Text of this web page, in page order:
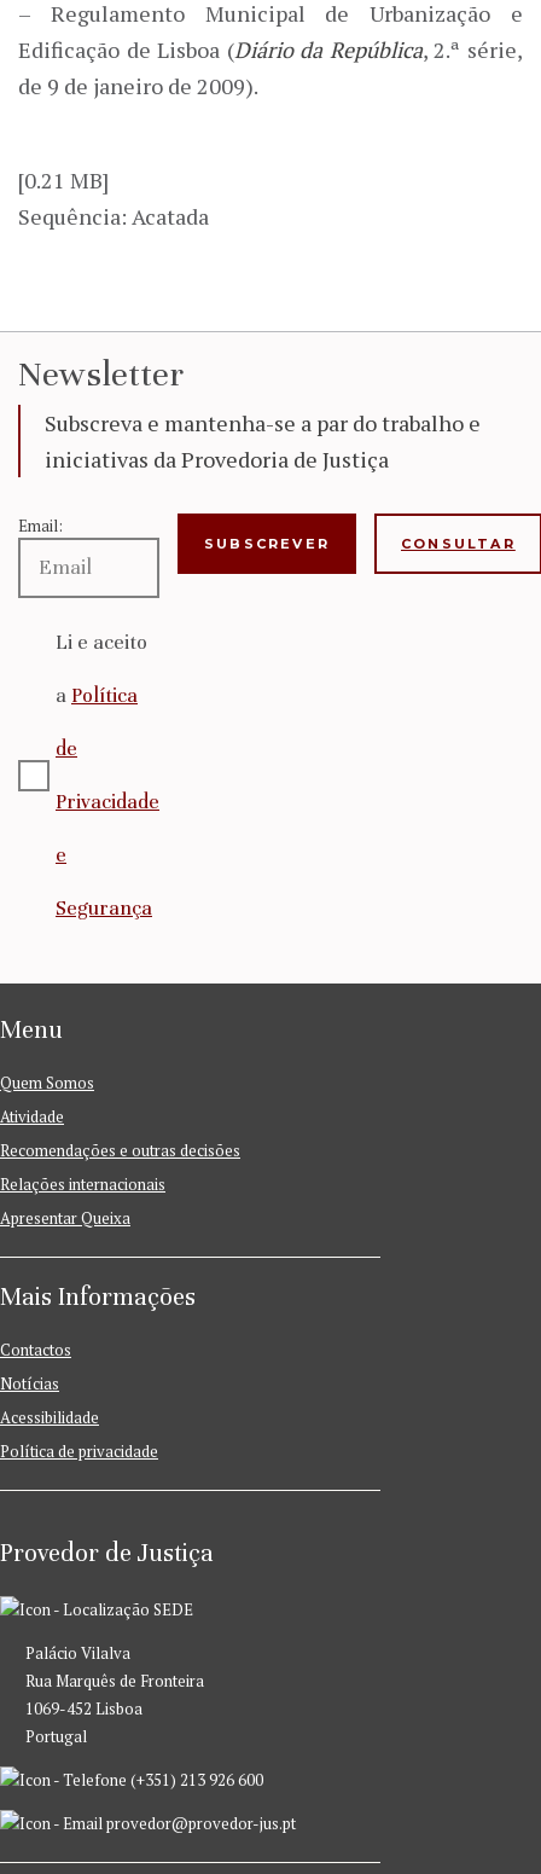
– Regulamento Municipal de Urbanização e
Edificação de Lisboa (Diário da República, 2.ª série,
de 9 de janeiro de 2009).
[0.21 MB]
Sequência: Acatada
Newsletter
Subscreva e mantenha-se a par do trabalho e
iniciativas da Provedoria de Justiça
Email:
Li e aceito
a Política
de
Privacidade
e
Segurança
CONSULTAR
Menu
Quem Somos
Atividade
Recomendações e outras decisões
Relações internacionais
Apresentar Queixa
Mais Informações
Contactos
Notícias
Acessibilidade
Política de privacidade
Provedor de Justiça
SEDE
Palácio Vilalva
Rua Marquês de Fronteira
1069-452 Lisboa
Portugal
(+351) 213 926 600
provedor@provedor-jus.pt